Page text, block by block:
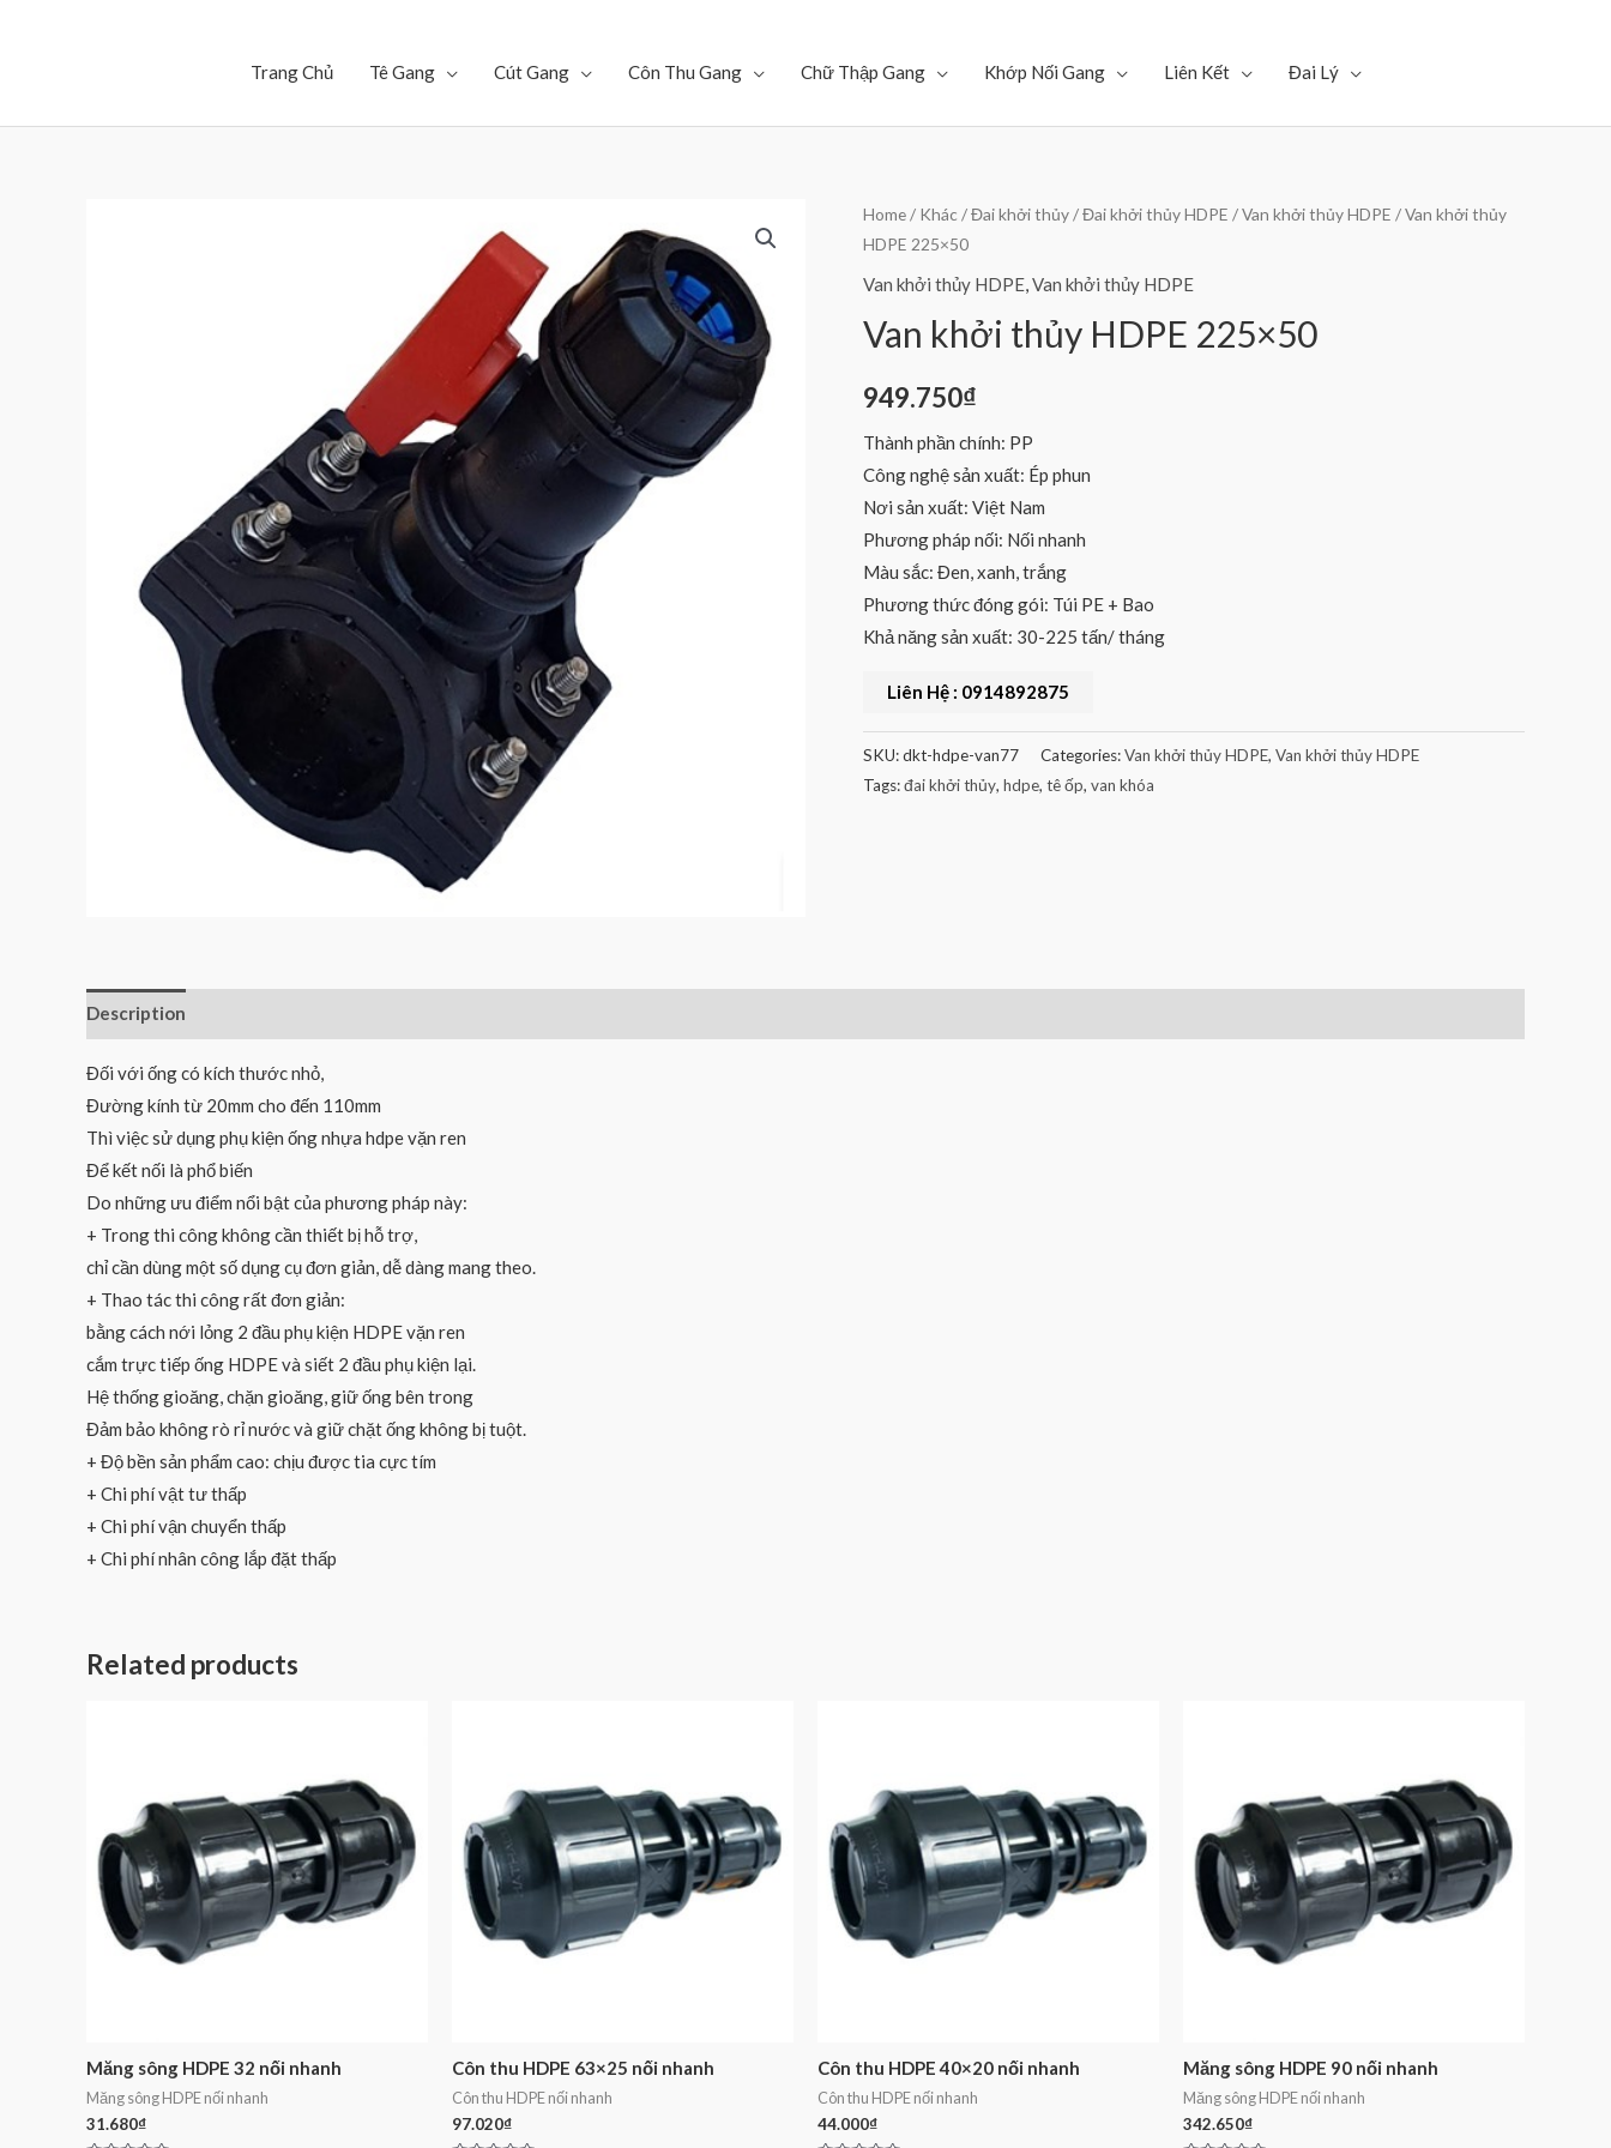
Trang Chủ Tê Gang Cút Gang Côn Thu Gang Chữ Thập Gang Khớp Nối Gang Liên Kết Đai Lý
Home/ Khác /Đai khởi thủy/Đai khởi thủy HDPE /Van khởi thủy HDPE / Van khởi thủy
HDPE 225×50
Van khởi thủy HDPE,Van khởi thủy HDPE
Van khởi thủy HDPE 225×50
949.750₫
Thành phần chính: PP
Công nghệ sản xuất: Ép phun
Nơi sản xuất: Việt Nam
Phương pháp nối: Nối nhanh
Màu sắc: Đen, xanh, trắng
Phương thức đóng gói: Túi PE + Bao
Khả năng sản xuất: 30-225 tấn/ tháng
Liên Hệ : 0914892875
SKU:dkt-hdpe-van77 Categories:Van khởi thủy HDPE, Van khởi thủy HDPE
Tags:đai khởi thủy, hdpe, tê ốp, van khóa
Description
Đối với ống có kích thước nhỏ,
Đường kính từ 20mm cho đến 110mm
Thì việc sử dụng phụ kiện ống nhựa hdpe vặn ren
Để kết nối là phổ biến
Do những ưu điểm nổi bật của phương pháp này:
+ Trong thi công không cần thiết bị hỗ trợ,
chỉ cần dùng một số dụng cụ đơn giản, dễ dàng mang theo.
+ Thao tác thi công rất đơn giản:
bằng cách nới lỏng 2 đầu phụ kiện HDPE vặn ren
cắm trực tiếp ống HDPE và siết 2 đầu phụ kiện lại.
Hệ thống gioăng, chặn gioăng, giữ ống bên trong
Đảm bảo không rò rỉ nước và giữ chặt ống không bị tuột.
+ Độ bền sản phẩm cao: chịu được tia cực tím
+ Chi phí vật tư thấp
+ Chi phí vận chuyển thấp
+ Chi phí nhân công lắp đặt thấp
Related products
Măng sông HDPE 32 nối nhanh
Măng sông HDPE nối nhanh
31.680₫
Côn thu HDPE 63×25 nối nhanh
Côn thu HDPE nối nhanh
97.020₫
Côn thu HDPE 40×20 nối nhanh
Côn thu HDPE nối nhanh
44.000₫
Măng sông HDPE 90 nối nhanh
Măng sông HDPE nối nhanh
342.650₫